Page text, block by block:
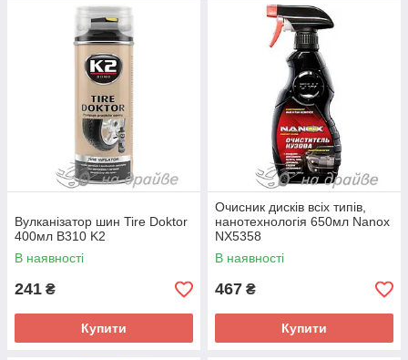
Вулканізатор шин Tire Doktor
400мл B310 K2
В наявності
241 ₴
Купити
Очисник дисків всіх типів,
нанотехнологія 650мл Nanox
NX5358
В наявності
467 ₴
Купити